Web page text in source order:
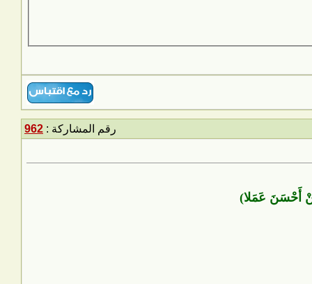
رقم المشاركة : 962
أَحْسَنَ عَمَلا)